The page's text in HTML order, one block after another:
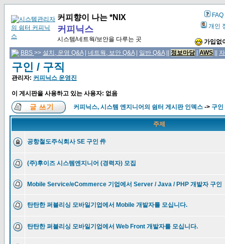
커피향이 나는 *NIX
커피닉스
시스템/네트웍/보안을 다루는 곳
FAQ
개인
가입없
BBS >> 설치, 운영 Q&A| 네트웍, 보안 Q&A| 일반 Q&A|| 정보마당| AWS
구인 / 구직
관리자: 커피닉스 운영진
이 게시판을 사용하고 있는 사용자: 없음
커피닉스, 시스템 엔지니어의 쉼터 게시판 인덱스 -> 구인
주제
공항철도주식회사 SE 구인 件
(주)후이즈 시스템엔지니어 (경력자) 모집
Mobile Service/eCommerce 기업에서 Server / Java / PHP 개발자 구인
탄탄한 퍼블리싱 모바일기업에서 Mobile 개발자를 모십니다.
탄탄한 퍼블리싱 모바일기업에서 Web Front 개발자를 모십니다.